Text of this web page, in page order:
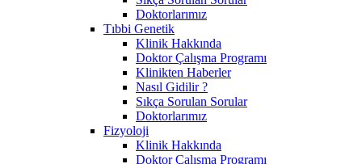
Doktorlarımız
Tıbbi Genetik
Klinik Hakkında
Doktor Çalışma Programı
Klinikten Haberler
Nasıl Gidilir ?
Sıkça Sorulan Sorular
Doktorlarımız
Fizyoloji
Klinik Hakkında
Doktor Çalışma Programı